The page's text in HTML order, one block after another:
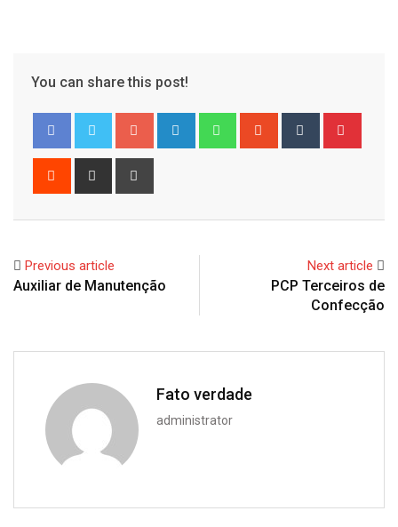
You can share this post!
Google+ LinkedIn WhatsappStumbleUpon
Tumblr
Reddit
Share
Previous article
Auxiliar de Manutenção
Next article
PCP Terceiros de
Confecção
Fato verdade
administrator